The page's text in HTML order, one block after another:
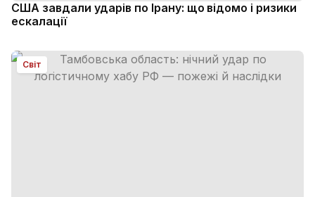
США завдали ударів по Ірану: що відомо і ризики
ескалації
Світ